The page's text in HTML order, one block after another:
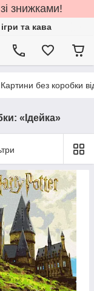
знижками!
та кава
без коробки
«Ідейка»